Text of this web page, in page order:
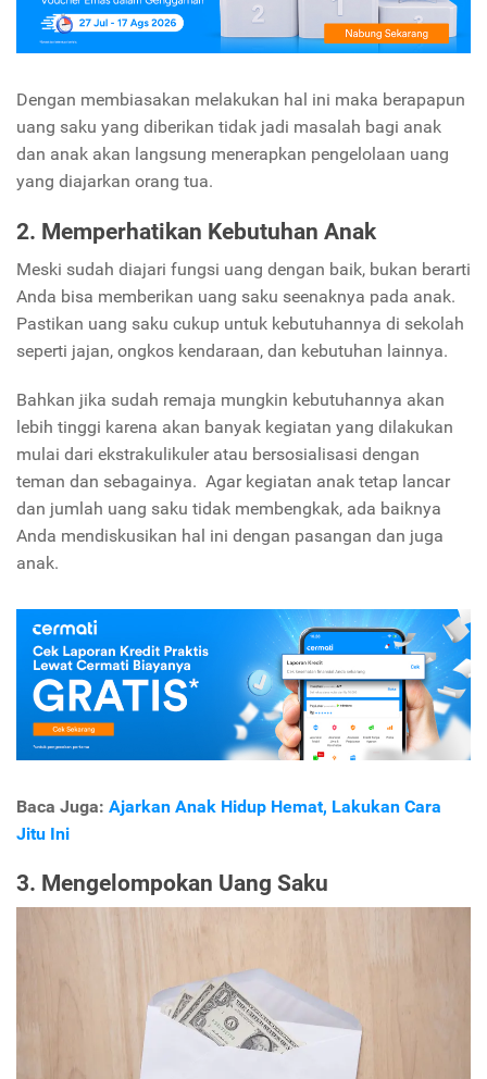
Dengan membiasakan melakukan hal ini maka berapapun
uang saku yang diberikan tidak jadi masalah bagi anak
dan anak akan langsung menerapkan pengelolaan uang
yang diajarkan orang tua.
2. Memperhatikan Kebutuhan Anak
Meski sudah diajari fungsi uang dengan baik, bukan berarti
Anda bisa memberikan uang saku seenaknya pada anak.
Pastikan uang saku cukup untuk kebutuhannya di sekolah
seperti jajan, ongkos kendaraan, dan kebutuhan lainnya.
Bahkan jika sudah remaja mungkin kebutuhannya akan
lebih tinggi karena akan banyak kegiatan yang dilakukan
mulai dari ekstrakulikuler atau bersosialisasi dengan
teman dan sebagainya. Agar kegiatan anak tetap lancar
dan jumlah uang saku tidak membengkak, ada baiknya
Anda mendiskusikan hal ini dengan pasangan dan juga
anak.
Baca Juga: Ajarkan Anak Hidup Hemat, Lakukan Cara
Jitu Ini
3. Mengelompokan Uang Saku